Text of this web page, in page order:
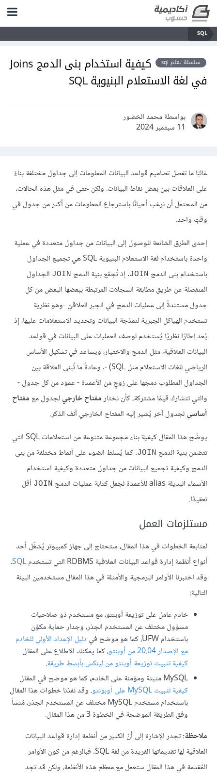
SQL
سلسلة تعلم sql
كيفية استخدام بنى الدمج Joins
في لغة الاستعلام البنيوية SQL
بواسطة محمد الخضور
11 سبتمبر 2024
غالبًا ما تفصل تصاميم قواعد البيانات المعلومات إلى جداول مختلفة بناءً
على العلاقات بين بعض نقاط البيانات. ولكن حتى في مثل هذه الحالات،
من المحتمل أن نرغب أحيانًا باسترجاع المعلومات من أكثر من جدول في
وقتٍ واحد.
إحدى الطرق الشائعة للوصول إلى البيانات من جداول متعددة في عملية
واحدة باستخدام لغة الاستعلام البنيوية SQL هي تجميع الجداول
باستخدام بنى الدمج JOIN. إذ تُجمّع بنية الدمج JOIN الجداول
المنفصلة عن طريق مطابقة السجلات المرتبطة ببعضها البعض من كل
جدول مستندةً إلى عمليات الدمج في الجبر العلاقيّ -وهو نظرية
تستخدم الهياكل الجبرية لنمذجة البيانات وتحديد الاستعلامات عليها، إذ
يُعد إطارًا نظريًا يُستخدم لوصف العمليات على البيانات في قواعد
البيانات العلاقية، مثل الدمج والاختيار، ويساعد في تشكيل الأساس
الرياضي للغات الاستعلام مثل SQL) -. وعادةً ما تُبنى العلاقة بين
الجداول المطلوب دمجها على زوجٍ من الأعمدة - عمود من كل جدول -
والتي تتشارك قيمًا مشتركة، كأن نختارمفتاح خارجيلجدول مع مفتاح
أساسيلجدول آخر يُشير إليه المفتاح الخارجي آنف الذكر.
يوضّح هذا المقال كيفية بناء مجموعة متنوعة من استعلامات SQL التي
تتضمن بنية الدمج JOIN. كما يُسلط الضوء على أنماط مختلفة من بنى
الدمج وكيفية تجميع البيانات من جداول متعددة وكيفية استخدام
الأسماء البديلة alias للأعمدة لجعل كتابة عمليات الدمج
JOIN أقل
تعقيدًا.
مستلزمات العمل
لمتابعة الخطوات في هذا المقال، ستحتاج إلى جهاز كمبيوتر يُشغّل أحد
أنواع أنظمة إدارة قواعد البيانات العلاقية RDBMS التي تستخدم
SQL
.
وقد اختبرنا الأوامر البرمجية والأمثلة في هذا المقال مستخدمين البيئة
التالية:
خادم عامل على توزيعة أوبنتو، مع مستخدم ذو صلاحيات
مسؤول مختلف عن المستخدم الجذر، وجدار حماية مكوّن
باستخدام UFW، كما هو موضح في
دليل الإعداد الأولي للخادم
مع الإصدار 20.04 من أوبنتو
، كما يمكنك الاطلاع على المقال
كيفية تثبيت توزيعة أوبنتو من لينكس بأبسط طريقة.
MySQL مثبتة ومؤمنة على الخادم، كما هو موضح في المقال
كيفية تثبيت MySQL على أوبونتو
. وقد نفذنا خطوات هذا المقال
باستخدام مستخدم MySQL مختلف عن المستخدم الجذر، مُنشأ
وفق الطريقة الموضحة في الخطوة 3 من هذا المقال.
ملاحظة:تجدر الإشارة إلى أنّ الكثير من أنظمة إدارة قواعد البيانات
العلاقية لها تقديماتها الفريدة من لغة SQL. فبالرغم من كون الأوامر
المُقدمة في هذا المقال ستعمل مع معظم هذه الأنظمة، ولكن قد تجد